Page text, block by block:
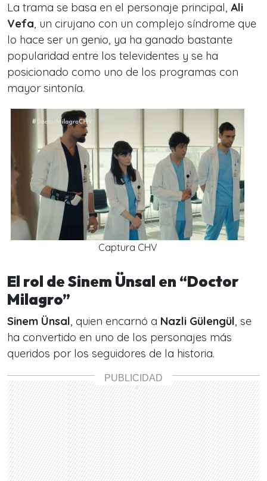
La trama se basa en el personaje principal, Ali
Vefa, un cirujano con un complejo síndrome que
lo hace ser un genio, ya ha ganado bastante
popularidad entre los televidentes y se ha
posicionado como uno de los programas con
mayor sintonía.
Captura CHV
El rol de Sinem Ünsal en “Doctor
Milagro”
Sinem Ünsal, quien encarnó a Nazli Gülengül, se
ha convertido en uno de los personajes más
queridos por los seguidores de la historia.